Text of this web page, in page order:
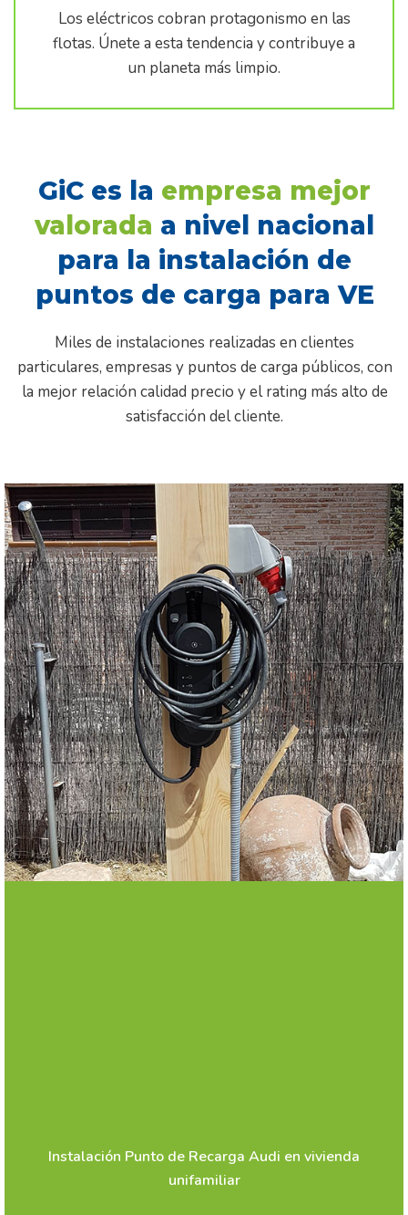
Los eléctricos cobran protagonismo en las
flotas. Únete a esta tendencia y contribuye a
un planeta más limpio.
GiC es la empresa mejor
valorada a nivel nacional
para la instalación de
puntos de carga para VE
Miles de instalaciones realizadas en clientes
particulares, empresas y puntos de carga públicos, con
la mejor relación calidad precio y el rating más alto de
satisfacción del cliente.
Instalación Punto de Recarga Audi en vivienda
unifamiliar